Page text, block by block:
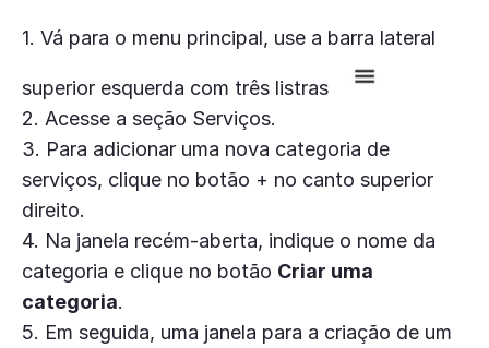
1. Vá para o menu principal, use a barra lateral
superior esquerda com três listras
2. Acesse a seção Serviços.
3. Para adicionar uma nova categoria de
serviços, clique no botão + no canto superior
direito.
4. Na janela recém-aberta, indique o nome da
categoria e clique no botão Criar uma
categoria.
5. Em seguida, uma janela para a criação de um